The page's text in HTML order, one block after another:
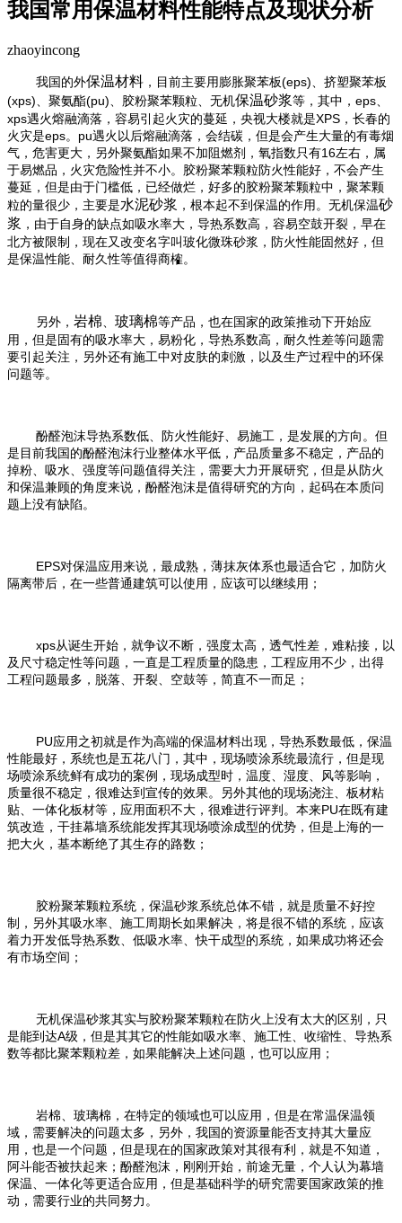
我国常用保温材料性能特点及现状分析
zhaoyincong
我国的外保温材料 ，目前主要用膨胀聚苯板(eps) 、挤塑聚苯板
(xps) 、聚氨酯(pu) 、胶粉聚苯颗粒、无机保温砂浆等，其中， eps
xps遇火熔融滴落，容易引起火灾的蔓延，央视大楼就是XPS ，长春的
火灾是eps。 pu遇火以后熔融滴落，会结碳，但是会产生大量的有毒烟
气，危害更大，另外聚氨酯如果不加阻燃剂，氧指数只有16左右，属
于易燃品，火灾危险性并不小。胶粉聚苯颗粒防火性能好，不会产生
蔓延，但是由于门槛低，已经做烂，好多的胶粉聚苯颗粒中，聚苯颗
粒的量很少，主要是水泥砂浆 ，根本起不到保温的作用。无机保温砂
浆 ，由于自身的缺点如吸水率大，导热系数高，容易空鼓开裂，早在
北方被限制，现在又改变名字叫玻化微珠砂浆，防火性能固然好，但
是保温性能、耐久性等值得商榷。
另外， 岩棉 玻璃棉等产品，也在国家的政策推动下开始应
用，但是固有的吸水率大，易粉化，导热系数高，耐久性差等问题需
要引起关注，另外还有施工中对皮肤的刺激，以及生产过程中的环保
问题等。
酚醛泡沫导热系数低、防火性能好、易施工，是发展的方向。但
是目前我国的酚醛泡沫行业整体水平低，产品质量多不稳定，产品的
掉粉、吸水、强度等问题值得关注，需要大力开展研究，但是从防火
和保温兼顾的角度来说，酚醛泡沫是值得研究的方向，起码在本质问
题上没有缺陷。
EPS对保温应用来说，最成熟，薄抹灰体系也最适合它，加防火
隔离带后，在一些普通建筑可以使用，应该可以继续用；
xps从诞生开始，就争议不断，强度太高，透气性差，难粘接，以
及尺寸稳定性等问题，一直是工程质量的隐患，工程应用不少，出得
工程问题最多，脱落、开裂、空鼓等，简直不一而足；
PU应用之初就是作为高端的保温材料出现，导热系数最低，保温
性能最好，系统也是五花八门，其中，现场喷涂系统最流行，但是现
场喷涂系统鲜有成功的案例，现场成型时，温度、湿度、风等影响，
质量很不稳定，很难达到宣传的效果。另外其他的现场浇注、板材粘
贴、一体化板材等，应用面积不大，很难进行评判。本来PU在既有建
筑改造，干挂幕墙系统能发挥其现场喷涂成型的优势，但是上海的一
把大火，基本断绝了其生存的路数；
胶粉聚苯颗粒系统，保温砂浆系统总体不错，就是质量不好控
制，另外其吸水率、施工周期长如果解决，将是很不错的系统，应该
着力开发低导热系数、低吸水率、快干成型的系统，如果成功将还会
有市场空间；
无机保温砂浆其实与胶粉聚苯颗粒在防火上没有太大的区别，只
是能到达A级，但是其其它的性能如吸水率、施工性、收缩性、导热系
数等都比聚苯颗粒差，如果能解决上述问题，也可以应用；
岩棉、玻璃棉，在特定的领域也可以应用，但是在常温保温领
域，需要解决的问题太多，另外，我国的资源量能否支持其大量应
用，也是一个问题，但是现在的国家政策对其很有利，就是不知道，
阿斗能否被扶起来；酚醛泡沫，刚刚开始，前途无量，个人认为幕墙
保温、一体化等更适合应用，但是基础科学的研究需要国家政策的推
动，需要行业的共同努力。